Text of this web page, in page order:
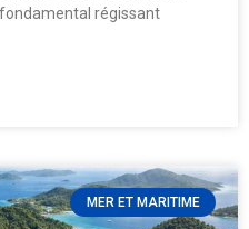
régissant
MER ET MARITIME